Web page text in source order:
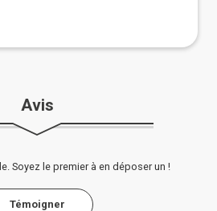
Avis
Soyez le premier à en déposer un !
Témoigner